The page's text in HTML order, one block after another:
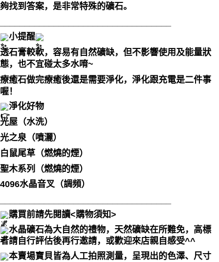
夠找到答案，是非常特殊的礦石。
小提醒
透石膏較軟，容易有自然礦缺，但不影響使用及能量狀
態，也不宜碰太多水唷~
療癒石做完療癒後還是需要淨化，淨化跟充電是二件事
喔！
淨化好物
光屋（水洗）
光之泉（噴灑）
白鼠尾草（燃燒的煙）
聖木系列（燃燒的煙）
4096水晶音叉（調頻）
購買前請先閱讀<購物須知>
水晶礦石為大自然的禮物，天然礦缺在所難免，高標
者請自行評估後再行邀請，或歡迎來店親自感受^^
本賣場寶貝皆為人工拍照測量，呈現出的色澤、尺寸